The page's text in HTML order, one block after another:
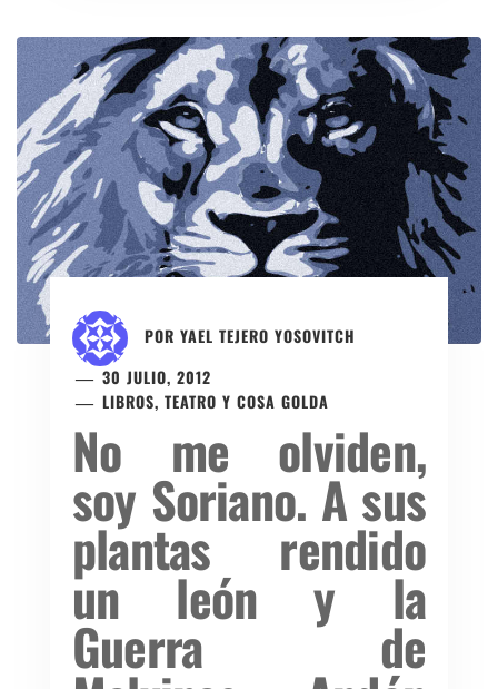
POR YAEL TEJERO YOSOVITCH
30 JULIO, 2012
LIBROS, TEATRO Y COSA GOLDA
No me olviden,
soy Soriano. A sus
plantas rendido
un león y la
Guerra de